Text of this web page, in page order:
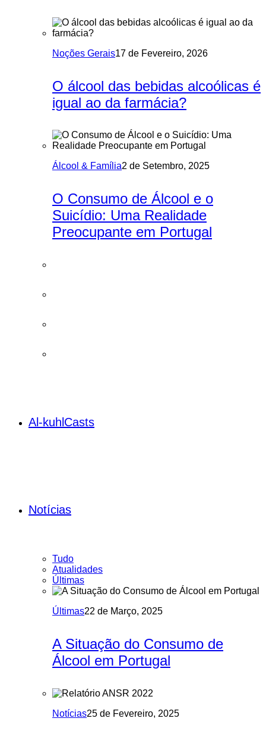
Noções Gerais17 de Fevereiro, 2026
O álcool das bebidas alcoólicas é
igual ao da farmácia?
Álcool & Família2 de Setembro, 2025
O Consumo de Álcool e o
Suicídio: Uma Realidade
Preocupante em Portugal
Al-kuhlCasts
Notícias
Tudo
Atualidades
Últimas
Últimas22 de Março, 2025
A Situação do Consumo de
Álcool em Portugal
Notícias25 de Fevereiro, 2025